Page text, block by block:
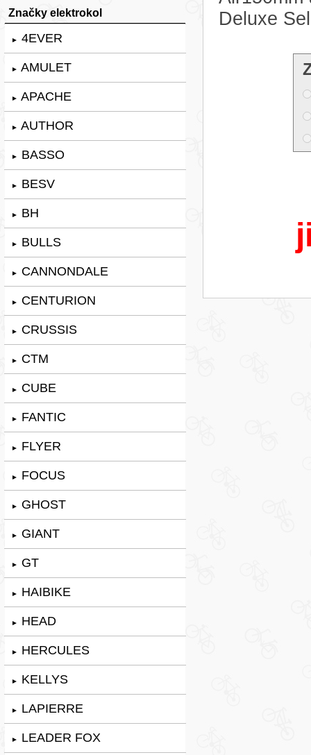
Značky elektrokol
► 4EVER
► AMULET
► APACHE
► AUTHOR
► BASSO
► BESV
► BH
► BULLS
► CANNONDALE
► CENTURION
► CRUSSIS
► CTM
► CUBE
► FANTIC
► FLYER
► FOCUS
► GHOST
► GIANT
► GT
► HAIBIKE
► HEAD
► HERCULES
► KELLYS
► LAPIERRE
► LEADER FOX
Deluxe